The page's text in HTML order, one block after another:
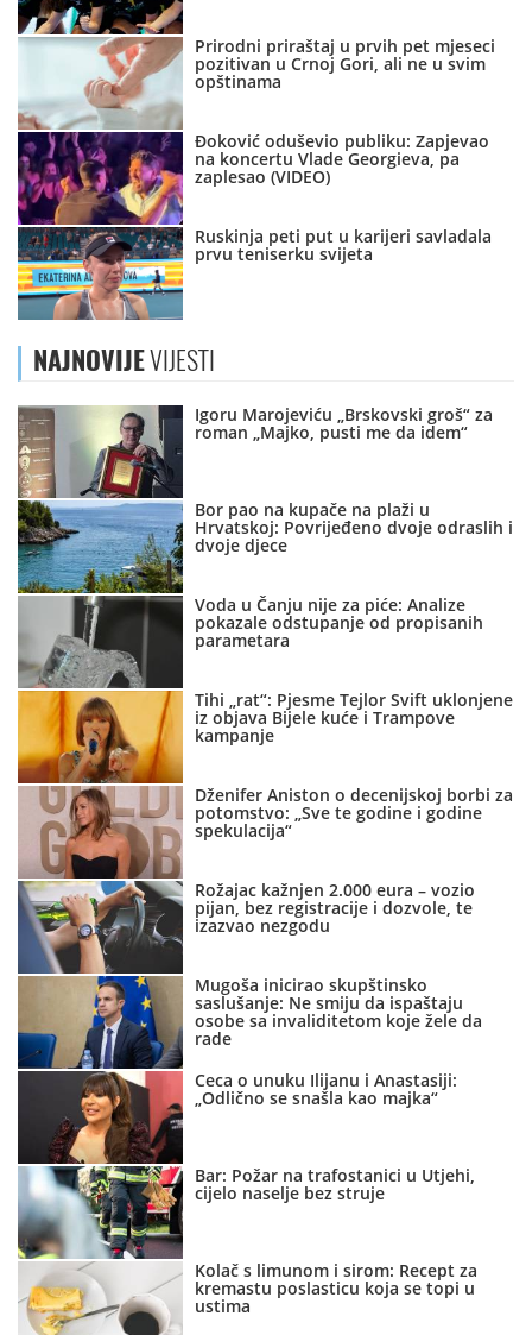
Prirodni priraštaj u prvih pet mjeseci
pozitivan u Crnoj Gori, ali ne u svim
opštinama
Đoković oduševio publiku: Zapjevao
na koncertu Vlade Georgieva, pa
zaplesao (VIDEO)
Ruskinja peti put u karijeri savladala
prvu teniserku svijeta
NAJNOVIJEVIJESTI
Igoru Marojeviću „Brskovski groš“ za
roman „Majko, pusti me da idem“
Bor pao na kupače na plaži u
Hrvatskoj: Povrijeđeno dvoje odraslih i
dvoje djece
Voda u Čanju nije za piće: Analize
pokazale odstupanje od propisanih
parametara
Tihi „rat“: Pjesme Tejlor Svift uklonjene
iz objava Bijele kuće i Trampove
kampanje
Dženifer Aniston o decenijskoj borbi za
potomstvo: „Sve te godine i godine
spekulacija“
Rožajac kažnjen 2.000 eura – vozio
pijan, bez registracije i dozvole, te
izazvao nezgodu
Mugoša inicirao skupštinsko
saslušanje: Ne smiju da ispaštaju
osobe sa invaliditetom koje žele da
rade
Ceca o unuku Ilijanu i Anastasiji:
„Odlično se snašla kao majka“
Bar: Požar na trafostanici u Utjehi,
cijelo naselje bez struje
Kolač s limunom i sirom: Recept za
kremastu poslasticu koja se topi u
ustima